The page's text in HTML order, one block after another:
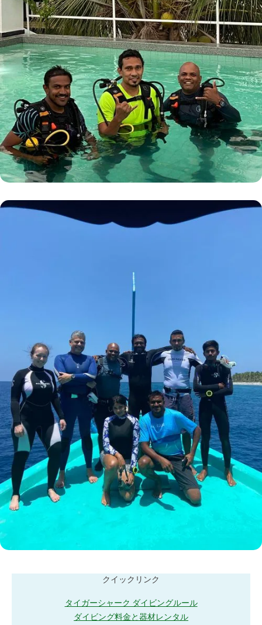
クイックリンク
タイガーシャーク ダイビングルール
ダイビング料金と器材レンタル